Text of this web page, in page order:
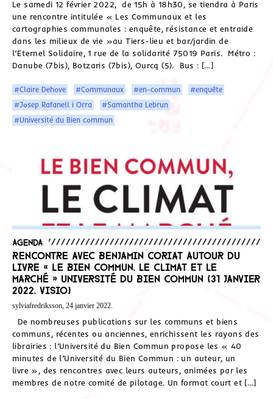
Le samedi 12 février 2022, de 15h à 18h30, se tiendra à Paris
une rencontre intitulée « Les Communaux et les
cartographies communales : enquête, résistance et entraide
dans les milieux de vie »au Tiers-lieu et bar/jardin de
l’Eternel Solidaire, 1 rue de la solidarité 75019 Paris. Métro :
Danube (7bis), Botzaris (7bis), Ourcq (5). Bus : […]
#Claire Dehove #Communaux #en-commun
#enquête
#Josep Rafanell i Orra
#Samantha Lebrun
#Université du Bien commun
Agenda
Rencontre avec Benjamin Coriat autour du
livre « Le bien commun, le climat et le
marché » Université du Bien Commun (31 janvier
2022, visio)
sylviafredriksson, 24 janvier 2022.
De nombreuses publications sur les communs et biens
communs, récentes ou anciennes, enrichissent les rayons des
librairies : l’Université du Bien Commun propose les « 40
minutes de l’Université du Bien Commun : un auteur, un
livre », des rencontres avec leurs auteurs, animées par les
membres de notre comité de pilotage. Un format court et […]